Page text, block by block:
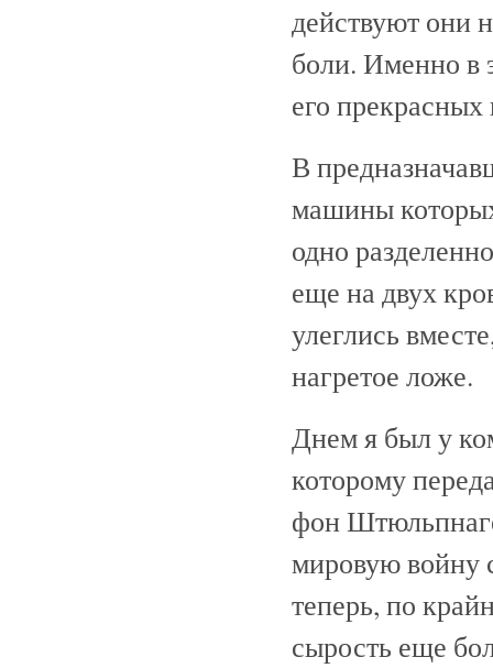
действуют они
боли. Именно в
его
В
машины
одно
еще на двух
улеглись
нагретое ложе.
Днем я был у
которому
фон
мировую войну
теперь, по
сырость еще